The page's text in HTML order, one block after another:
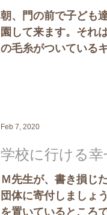
朝、門の前で子ども
園して来ます。それ
の毛糸がついている
学校に行ける幸
Ｍ先生が、書き損じ
団体に寄付しましょ
を置いているところ
Feb 7, 2020